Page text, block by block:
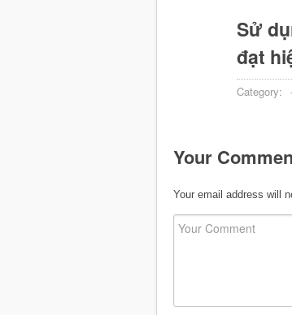
Sử
đạt
Category:
Your
Your email address will